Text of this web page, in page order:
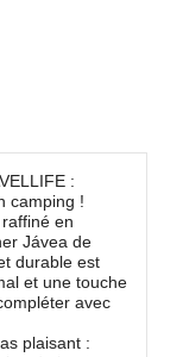
:
camping !
en
Jávea de
durable est
et une touche
avec
plaisant :